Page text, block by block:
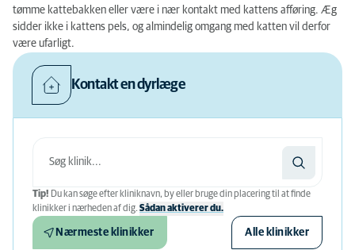
tømme kattebakken eller være i nær kontakt med kattens afføring. Æg
sidder ikke i kattens pels, og almindelig omgang med katten vil derfor
være ufarligt.
Kontakt en dyrlæge
Tip! Du kan søge efter kliniknavn, by eller bruge din placering til at finde
klinikker i nærheden af ​​dig. Sådan aktiverer du.
Nærmeste klinikker Alle klinikker